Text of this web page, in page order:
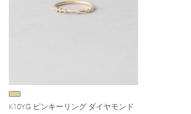
K10YG ピンキーリング ダイヤモンド